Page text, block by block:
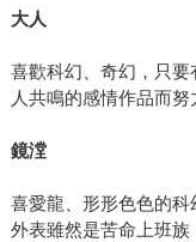
大人
喜歡科幻、奇幻，只
人共鳴的感情作品而努
鏡漟
喜愛龍、形形色色的
外表雖然是苦命上班